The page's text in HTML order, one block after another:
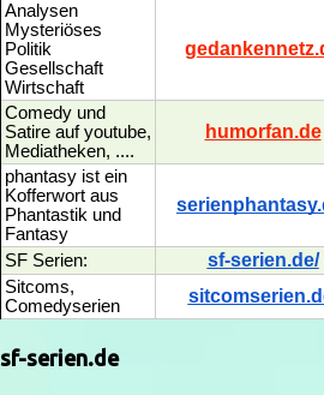
Analysen
Mysteriöses
Politik
Gesellschaft
Wirtschaft
Comedy und
Satire auf youtube,
Mediatheken, ....
humorfan.de
phantasy ist ein
Kofferwort aus
Phantastik und
Fantasy
SF Serien: sf-serien.de/
Sitcoms,
Comedyserien
sf-serien.de